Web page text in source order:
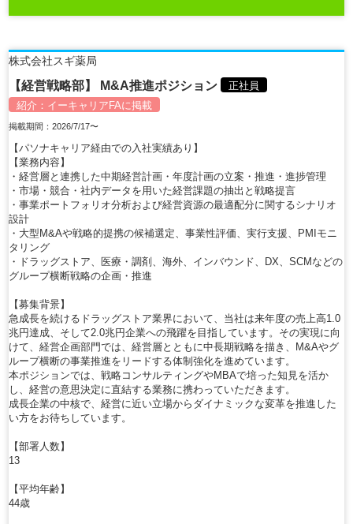
株式会社スギ薬局
【経営戦略部】 M&A推進ポジション
正社員
紹介： イーキャリアFAに掲載
掲載期間：2026/7/17〜
【パソナキャリア経由での入社実績あり】
【業務内容】
・経営層と連携した中期経営計画・年度計画の立案・推進・進捗管理
・市場・競合・社内データを用いた経営課題の抽出と戦略提言
・事業ポートフォリオ分析および経営資源の最適配分に関するシナリオ
設計
・大型M&Aや戦略的提携の候補選定、事業性評価、実行支援、PMIモニ
タリング
・ドラッグストア、医療・調剤、海外、インバウンド、DX、SCMなどの
グループ横断戦略の企画・推進
【募集背景】
急成長を続けるドラッグストア業界において、当社は来年度の売上高1.0
兆円達成、そして2.0兆円企業への飛躍を目指しています。その実現に向
けて、経営企画部門では、経営層とともに中長期戦略を描き、M&Aやグ
ループ横断の事業推進をリードする体制強化を進めています。
本ポジションでは、戦略コンサルティングやMBAで培った知見を活か
し、経営の意思決定に直結する業務に携わっていただきます。
成長企業の中核で、経営に近い立場からダイナミックな変革を推進した
い方をお待ちしています。
【部署人数】
13
【平均年齢】
44歳